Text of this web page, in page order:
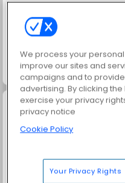
Masha and the Bear: Meadows
Juice Merge
We process your
improve our sites and
campaigns and to
advertising. By clicking
exercise your privacy
privacy notice
Cookie Policy
Your Privacy Rights